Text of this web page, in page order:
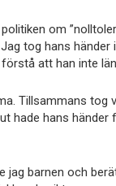
om
tog hans
att han inte
Tillsammans tog
hade hans
jag barnen och